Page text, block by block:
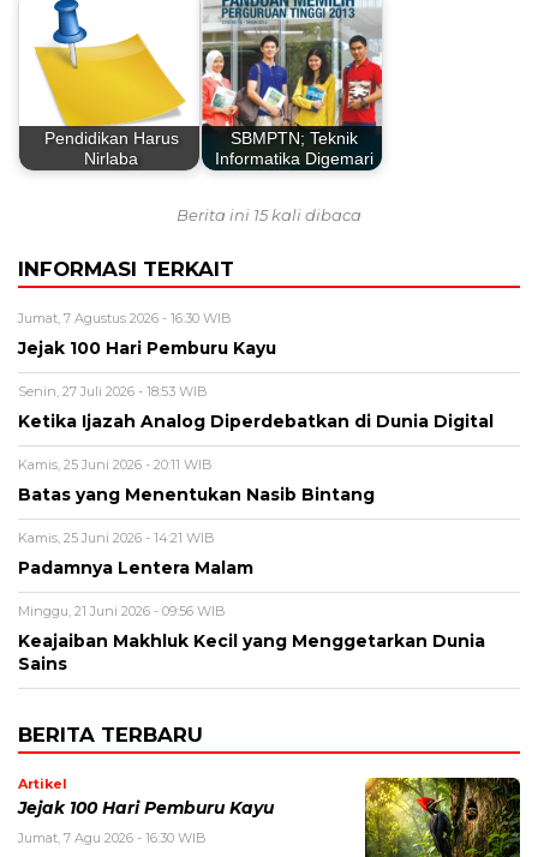
Pendidikan Harus
Nirlaba
SBMPTN; Teknik
Informatika Digemari
Berita ini 15 kali dibaca
INFORMASI TERKAIT
Jumat, 7 Agustus 2026 - 16:30 WIB
Jejak 100 Hari Pemburu Kayu
Senin, 27 Juli 2026 - 18:53 WIB
Ketika Ijazah Analog Diperdebatkan di Dunia Digital
Kamis, 25 Juni 2026 - 20:11 WIB
Batas yang Menentukan Nasib Bintang
Kamis, 25 Juni 2026 - 14:21 WIB
Padamnya Lentera Malam
Minggu, 21 Juni 2026 - 09:56 WIB
Keajaiban Makhluk Kecil yang Menggetarkan Dunia
Sains
BERITA TERBARU
Artikel
Jejak 100 Hari Pemburu Kayu
Jumat, 7 Agu 2026 - 16:30 WIB